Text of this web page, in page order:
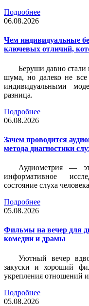
Подробнее
06.08.2026
Чем индивидуальные
ключевых отличий,
Беруши давно
шума, но далеко не
индивидуальными
разница.
Подробнее
06.08.2026
Зачем проводится
метода диагностики
Аудиометрия —
информативное
состояние слуха
Подробнее
05.08.2026
Фильмы на вечер для
комедии и драмы
Уютный вечер
закуски и хороший
укрепления отношений
Подробнее
05.08.2026